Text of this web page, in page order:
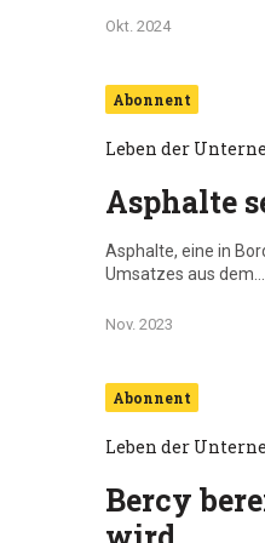
Okt. 2024
Abonnent
Leben der
Asphalte
Asphalte, eine in
Umsatzes aus dem…
Nov. 2023
Abonnent
Leben der
Bercy